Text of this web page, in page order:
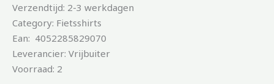
Verzendtijd: 2-3 werkdagen
Category: Fietsshirts
Ean: 4052285829070
Leverancier: Vrijbuiter
Voorraad: 2